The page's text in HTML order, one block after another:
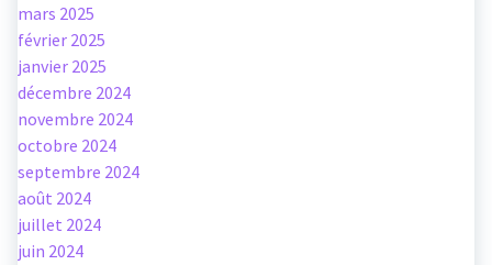
mars 2025
février 2025
janvier 2025
décembre 2024
novembre 2024
octobre 2024
septembre 2024
août 2024
juillet 2024
juin 2024